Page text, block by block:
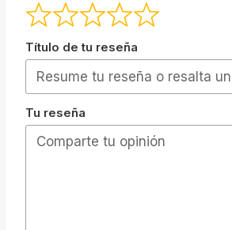
Título de tu reseña
Tu reseña